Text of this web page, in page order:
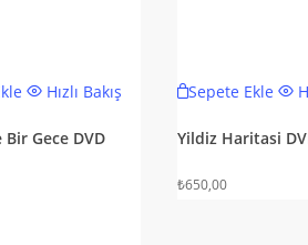
Hızlı Bakış
Bir Gece DVD
Sepete Ekle
Yildiz Haritasi
₺650,00